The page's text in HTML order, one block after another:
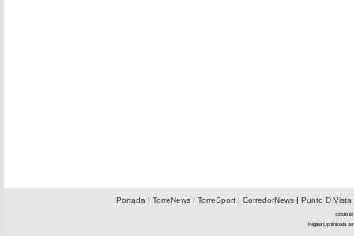
Portada | TorreNews| TorreSport| CorredorNews| Punto D Vista
©2010 El
Página Optimizada